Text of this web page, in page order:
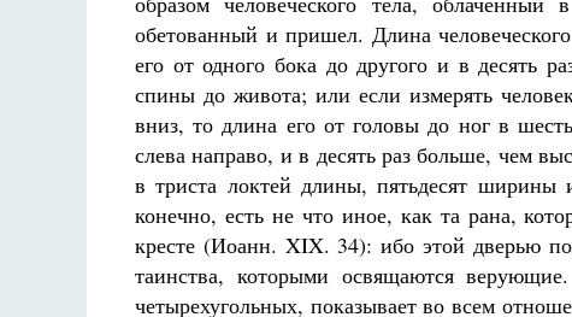
обетованный и пришел. Длина
его от одного бока до другого и в десять
спины до живота; или если измерять
вниз, то длина его от головы до ног в
слева направо, и в десять раз больше, чем
в триста локтей длины, пятьдесят
конечно, есть не что иное, как та рана,
кресте (Иоанн. XIX. 34): ибо этой дверью
таинства, которыми освящаются
четырехугольных, показывает во всем